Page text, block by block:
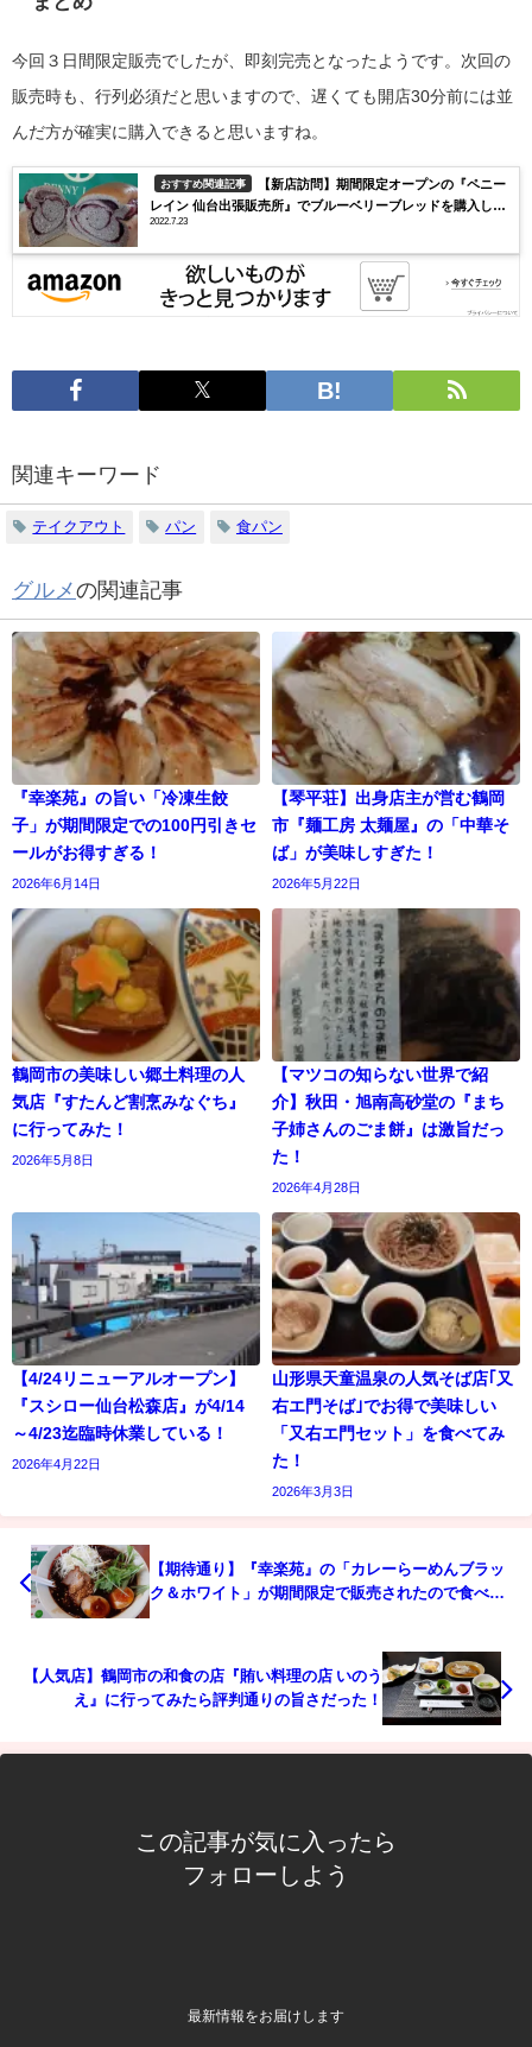
今回３日間限定販売でしたが、即刻完売となったようです。次回の
販売時も、行列必須だと思いますので、遅くても開店30分前には並
んだ方が確実に購入できると思いますね。
おすすめ関連記事
【新店訪問】期間限定オープンの『ペニー
レイン 仙台出張販売所』でブルーベリーブレッドを購入した
ら激旨だった！
2022.7.23
関連キーワード
テイクアウト パン 食パン
グルメの関連記事
『幸楽苑』の旨い「冷凍生餃
子」が期間限定での100円引きセ
ールがお得すぎる！
2026年6月14日
【琴平荘】出身店主が営む鶴岡
市『麺工房 太麺屋』の「中華そ
ば」が美味しすぎた！
2026年5月22日
鶴岡市の美味しい郷土料理の人
気店『すたんど割烹みなぐち』
に行ってみた！
2026年5月8日
【マツコの知らない世界で紹
介】秋田・旭南高砂堂の『まち
子姉さんのごま餅』は激旨だっ
た！
2026年4月28日
【4/24リニューアルオープン】
『スシロー仙台松森店』が4/14
～4/23迄臨時休業している！
2026年4月22日
山形県天童温泉の人気そば店｢又
右エ門そば｣でお得で美味しい
「又右エ門セット」を食べてみ
た！
2026年3月3日
【期待通り】『幸楽苑』の「カレーらーめんブラッ
ク＆ホワイト」が期間限定で販売されたので食べて
【人気店】鶴岡市の和食の店『賄い料理の店 いのう
え』に行ってみたら評判通りの旨さだった！
この記事が気に入ったら
フォローしよう
最新情報をお届けします